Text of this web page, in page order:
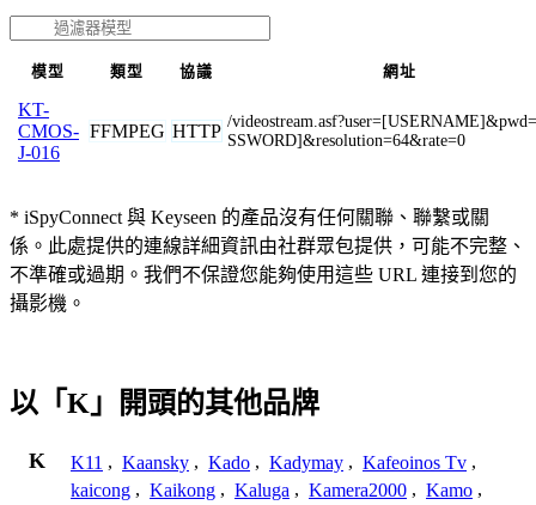
模型 類型 協議 網址
KT-
CMOS-
J-016
FFMPEG HTTP /
SSWORD]&resolution=64&rate=0
* iSpyConnect 與 Keyseen 的產品沒有任何關聯、聯繫或關
係。此處提供的連線詳細資訊由社群眾包提供，可能不完整、
不準確或過期。我們不保證您能夠使用這些 URL 連接到您的
攝影機。
以「K」開頭的其他品牌
K K11 , Kaansky , Kado , Kadymay , Kafeoinos Tv ,
kaicong , Kaikong , Kaluga , Kamera2000 , Kamo ,